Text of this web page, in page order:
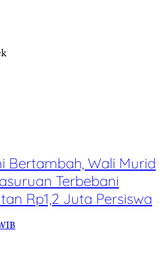
Bertambah, Wali Murid
Terbebani
Rp1,2 Juta Persiswa